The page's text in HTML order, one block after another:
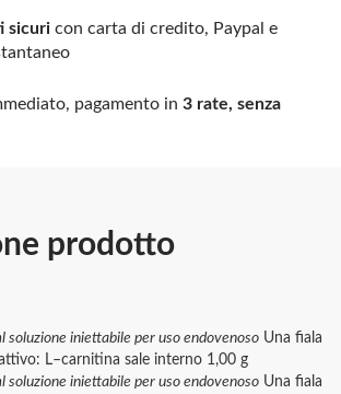
sicuri con carta di credito, Paypal e
pagamento in 3 rate, senza
prodotto
soluzione iniettabile per uso endovenoso Una fiala
L–carnitina sale interno 1,00 g
soluzione iniettabile per uso endovenoso Una fiala